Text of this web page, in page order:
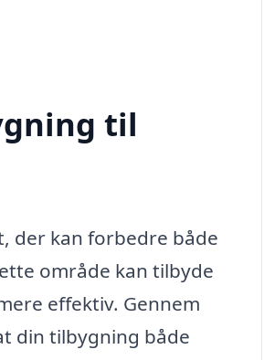
til
der kan forbedre både
område kan tilbyde
effektiv. Gennem
din tilbygning både